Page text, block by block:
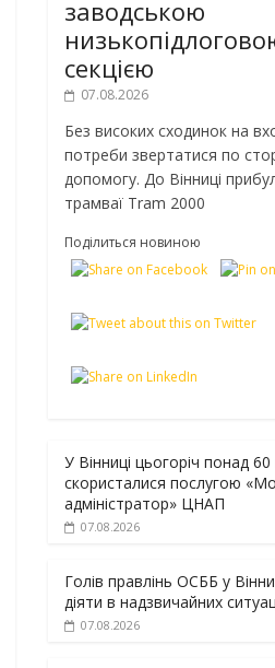
заводською
секцією
07.08.2026
Без високих сходинок на
потреби звертатися по
допомогу. До Вінниці
трамваї Tram 2000
Поділиться новиною
У Вінниці цьогоріч понад
скористалися послугою
адміністратор» ЦНАП
07.08.2026
Голів правлінь ОСББ у
діяти в надзвичайних
07.08.2026